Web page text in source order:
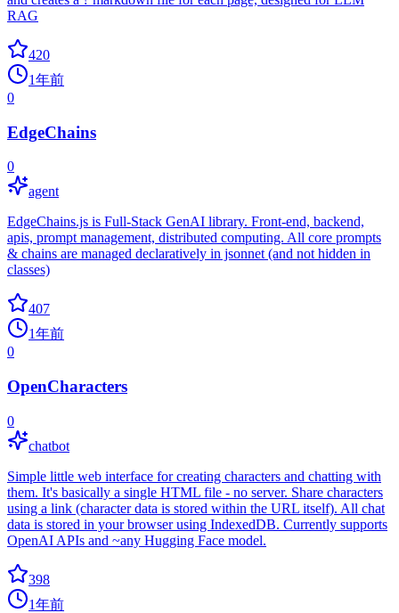
RAG
420
1年前
0
EdgeChains
0
agent
EdgeChains.js is Full-Stack GenAI library. Front-end, backend,
apis, prompt management, distributed computing. All core prompts
& chains are managed declaratively in jsonnet (and not hidden in
classes)
407
1年前
0
OpenCharacters
0
chatbot
Simple little web interface for creating characters and chatting with
them. It's basically a single HTML file - no server. Share characters
using a link (character data is stored within the URL itself). All chat
data is stored in your browser using IndexedDB. Currently supports
OpenAI APIs and ~any Hugging Face model.
398
1年前